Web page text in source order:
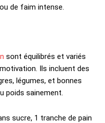
de faim intense.
sont équilibrés et variés
Ils incluent des
légumes, et bonnes
poids sainement.
sucre, 1 tranche de pain